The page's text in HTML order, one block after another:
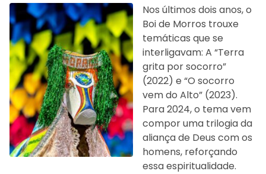
Nos últimos dois anos, o
Boi de Morros trouxe
temáticas que se
interligavam: A “Terra
grita por socorro”
(2022) e “O socorro
vem do Alto” (2023).
Para 2024, o tema vem
compor uma trilogia da
aliança de Deus com os
homens, reforçando
essa espiritualidade.